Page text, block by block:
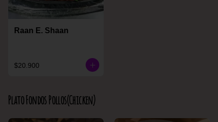
Raan E. Shaan
$20.900
Plato Fondos Pollos(Chicken)